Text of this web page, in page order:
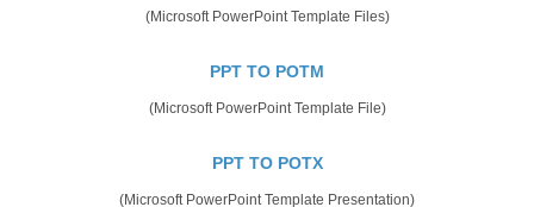
(Microsoft PowerPoint Template Files)
PPT TO POTM
(Microsoft PowerPoint Template File)
PPT TO POTX
(Microsoft PowerPoint Template Presentation)